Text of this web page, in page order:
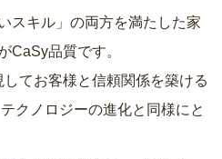
スキル」の両方を満たした家
CaSy品質です。
てお客様と信頼関係を築ける